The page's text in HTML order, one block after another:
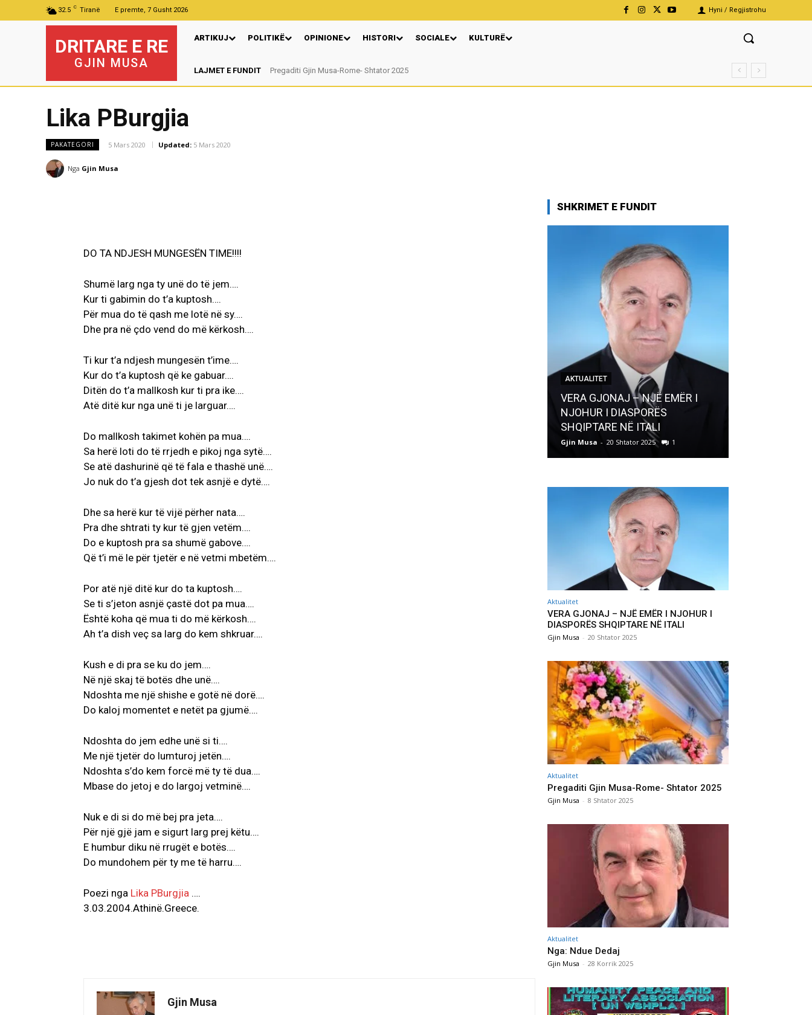
32.5 C Tiranë E premte, 7 Gusht 2026 Hyni / Regjistrohu
DRITARE E RE
GJIN MUSA
ARTIKUJ POLITIKË OPINIONE HISTORI SOCIALE KULTURË
LAJMET E FUNDIT Pregaditi Gjin Musa-Rome- Shtator 2025
Nga: Ndue Dedaj
Lika PBurgjia
PAKATEGORI 5 Mars 2020 Updated: 5 Mars 2020
Nga Gjin Musa
DO TA NDJESH MUNGESËN TIME!!!!
Shumë larg nga ty unë do të jem….
Kur ti gabimin do t’a kuptosh….
Për mua do të qash me lotë në sy….
Dhe pra në çdo vend do më kërkosh….
Ti kur t’a ndjesh mungesën t’ime….
Kur do t’a kuptosh që ke gabuar….
Ditën do t’a mallkosh kur ti pra ike….
Atë ditë kur nga unë ti je larguar….
Do mallkosh takimet kohën pa mua….
Sa herë loti do të rrjedh e pikoj nga sytë….
Se atë dashurinë që të fala e thashë unë….
Jo nuk do t’a gjesh dot tek asnjë e dytë….
Dhe sa herë kur të vijë përher nata….
Pra dhe shtrati ty kur të gjen vetëm….
Do e kuptosh pra sa shumë gabove….
Që t’i më le për tjetër e në vetmi mbetëm….
Por atë një ditë kur do ta kuptosh….
Se ti s’jeton asnjë çastë dot pa mua….
Është koha që mua ti do më kërkosh….
Ah t’a dish veç sa larg do kem shkruar….
Kush e di pra se ku do jem….
Në një skaj të botës dhe unë….
Ndoshta me një shishe e gotë në dorë….
Do kaloj momentet e netët pa gjumë….
Ndoshta do jem edhe unë si ti….
Me një tjetër do lumturoj jetën….
Ndoshta s’do kem forcë më ty të dua….
Mbase do jetoj e do largoj vetminë….
Nuk e di si do më bej pra jeta….
Për një gjë jam e sigurt larg prej këtu….
E humbur diku në rrugët e botës….
Do mundohem për ty me të harru….
Poezi nga Lika PBurgjia ….
3.03.2004.Athinë.Greece.
Gjin Musa
SHKRIMET E FUNDIT
AKTUALITET
VERA GJONAJ – NJË EMËR I
NJOHUR I DIASPORËS
SHQIPTARE NË ITALI
Gjin Musa - 20 Shtator 2025 1
Aktualitet
VERA GJONAJ – NJË EMËR I NJOHUR I
DIASPORËS SHQIPTARE NË ITALI
Gjin Musa - 20 Shtator 2025
Aktualitet
Pregaditi Gjin Musa-Rome- Shtator 2025
Gjin Musa - 8 Shtator 2025
Aktualitet
Nga: Ndue Dedaj
Gjin Musa - 28 Korrik 2025